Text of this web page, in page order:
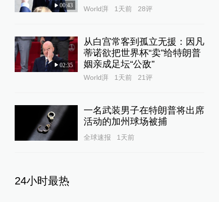
00:43 World湃 1天前 28评
02:35
从白宫常客到孤立无援：因凡
蒂诺欲把世界杯“卖”给特朗普
姻亲成足坛“公敌”
World湃 1天前 21评
一名武装男子在特朗普将出席
活动的加州球场被捕
全球速报 1天前
24小时最热